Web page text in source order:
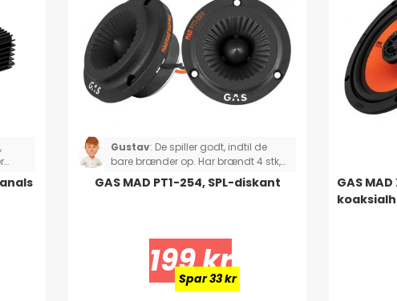
Gustav: De spiller godt, indtil de
bare brænder op. Har brændt 4 stk,
selvom man spiller dem som
anbefalet. Køber aldrig igen.
GAS MAD PT1-254, SPL-diskant
199 kr
Spar 33 kr
GAS